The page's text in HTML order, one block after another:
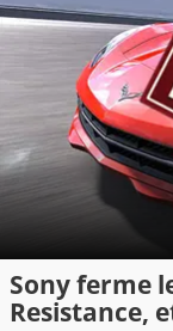
Sony ferme
Resistance,